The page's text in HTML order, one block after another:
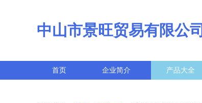
中山市景旺贸易有限公司
首页 企业简介 产品大全